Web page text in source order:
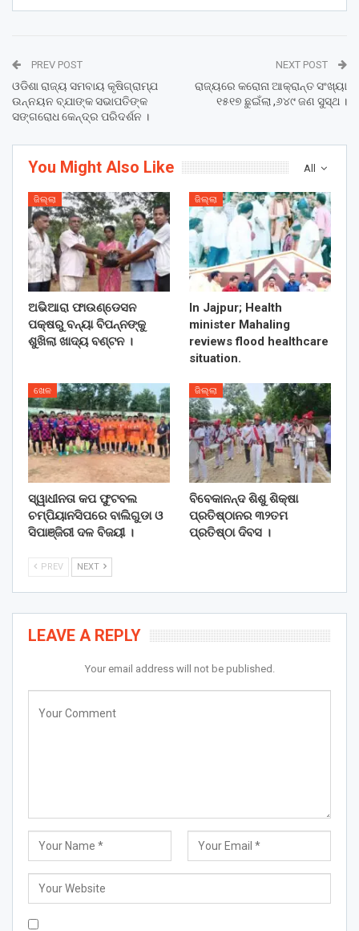
PREV POST
ଓଡିଶା ରାଜ୍ୟ ସମବାୟ କୃଷିଗ୍ରାମ୍ଯ
ଉନ୍ନୟନ ବ୍ଯାଙ୍କ ସଭାପତିଙ୍କ
ସଙ୍ଗରୋଧ କେନ୍ଦ୍ର ପରିଦର୍ଶନ ।
NEXT POST
ରାଜ୍ୟରେ କରୋନା ଆକ୍ରାନ୍ତ ସଂଖ୍ୟା
୧୫୧୭ ଛୁଇଁଲା ,୬୪୯ ଜଣ ସୁସ୍ଥ ।
All
You Might Also Like
ଜିଲ୍ଲା
ଅଭିଆରା ଫାଉଣ୍ଡେସନ
ପକ୍ଷରୁ ବନ୍ୟା ବିପନ୍ନଙ୍କୁ
ଶୁଖିଲା ଖାଦ୍ୟ ବଣ୍ଟନ ।
ଜିଲ୍ଲା
In Jajpur; Health
minister Mahaling
reviews flood healthcare
situation.
ଖେଳ
ସ୍ୱାଧୀନତା କପ ଫୁଟବଲ
ଚମ୍ପିୟାନସିପରେ ବାଲିଗୁଡା ଓ
ସିପାଞ୍ଜିରୀ ଦଳ ବିଜୟୀ ।
ଜିଲ୍ଲା
ବିବେକାନନ୍ଦ ଶିଶୁ ଶିକ୍ଷା
ପ୍ରତିଷ୍ଠାନର ୩୨ତମ
ପ୍ରତିଷ୍ଠା ଦିବସ ।
PREV NEXT
LEAVE A REPLY
Your email address will not be published.